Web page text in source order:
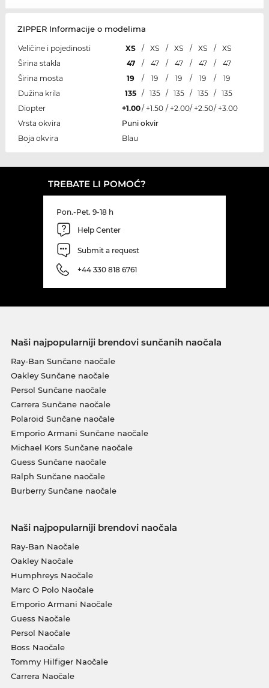
ZIPPER Informacije o modelima
Veličine i pojedinosti XS / XS / XS / XS /
XS
Širina stakla
47 / 47 / 47 / 47 /
47
Širina mosta
19 / 19 / 19 / 19 /
19
Dužina krila
135 / 135 / 135 / 135 /
135
Diopter
+1.00/ +1.50 / +2.00/ +2.50/ +3.00
Vrsta okvira
Puni okvir
Boja okvira
Blau
TREBATE LI POMOĆ?
Pon.-Pet. 9-18 h
Help Center
Submit a request
+44 330 818 6761
Naši najpopularniji brendovi sunčanih naočala
Ray-Ban Sunčane naočale
Oakley Sunčane naočale
Persol Sunčane naočale
Carrera Sunčane naočale
Polaroid Sunčane naočale
Emporio Armani Sunčane naočale
Michael Kors Sunčane naočale
Guess Sunčane naočale
Ralph Sunčane naočale
Burberry Sunčane naočale
Naši najpopularniji brendovi naočala
Ray-Ban Naočale
Oakley Naočale
Humphreys Naočale
Marc O Polo Naočale
Emporio Armani Naočale
Guess Naočale
Persol Naočale
Boss Naočale
Tommy Hilfiger Naočale
Carrera Naočale